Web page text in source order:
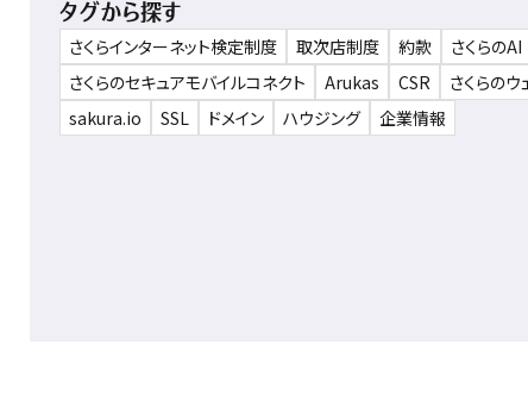
タグから探す
さくらインターネット検定制度 取次店制度 約款 さくらのAI
さくらのセキュアモバイルコネクト
Arukas CSR さくらのウ
sakura.io
SSL ドメイン ハウジング 企業情報